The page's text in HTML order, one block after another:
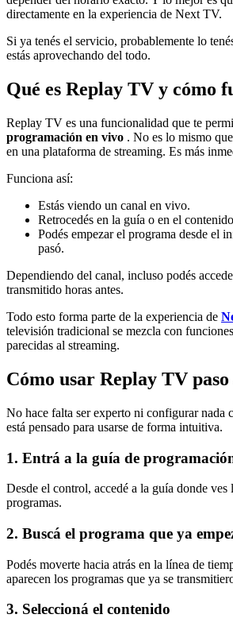
directamente en la experiencia de Next TV.
Si ya tenés el servicio, probablemente lo
estás aprovechando del todo.
Qué es Replay TV y cómo
Replay TV es una funcionalidad que te
programación en vivo . No es lo mismo
en una plataforma de streaming. Es más
Funciona así:
Estás viendo un canal en vivo.
Retrocedés en la guía o en el
Podés empezar el programa desde el
pasó.
Dependiendo del canal, incluso podés
transmitido horas antes.
Todo esto forma parte de la experiencia de
televisión tradicional se mezcla con
parecidas al streaming.
Cómo usar Replay TV paso
No hace falta ser experto ni configurar
está pensado para usarse de forma intuitiva.
1. Entrá a la guía de
Desde el control, accedé a la guía donde ves
programas.
2. Buscá el programa que ya
Podés moverte hacia atrás en la línea de
aparecen los programas que ya se
3. Seleccioná el contenido